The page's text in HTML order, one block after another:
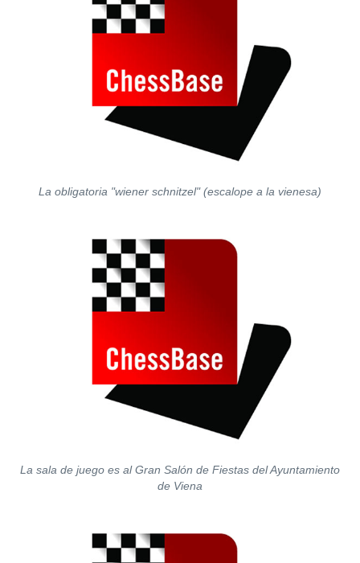
La obligatoria "wiener schnitzel" (escalope a la vienesa)
La sala de juego es al Gran Salón de Fiestas del Ayuntamiento
de Viena